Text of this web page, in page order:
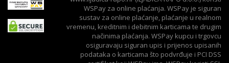
WSPay za online plaćanja. WSPay je siguran
sustav za online plaćanje, plaćanje u realnom
vremenu, kreditnim i debitnim karticama te drugim
načinima plaćanja. WSPay kupcu i trgovcu
osiguravaju siguran upis i prijenos upisanih
podataka o karticama što podvrđuje i PCI DSS